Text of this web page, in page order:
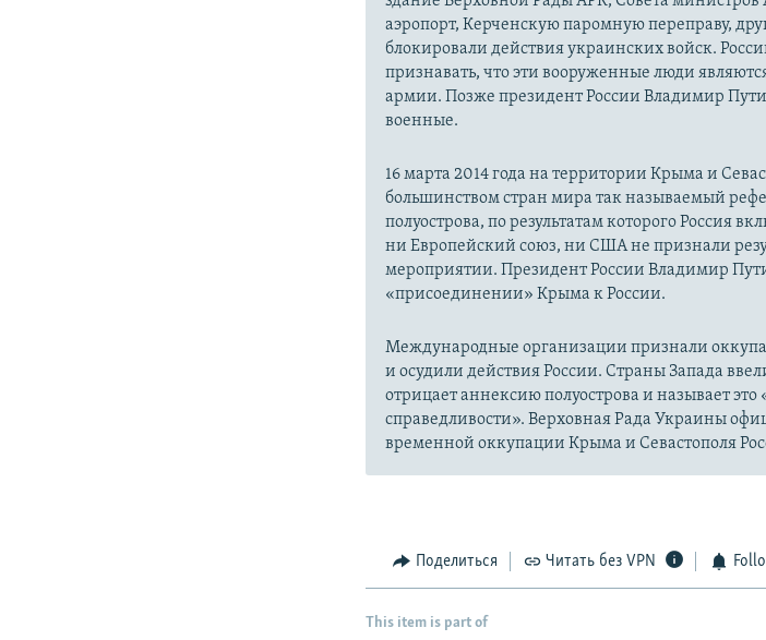
аэропорт, Керченскую паромную переправу,
блокировали действия украинских войск.
признавать, что эти вооруженные люди
армии. Позже президент России Владимир
военные.
16 марта 2014 года на территории Крыма и
большинством стран мира так называемый
полуострова, по результатам которого Россия
ни Европейский союз, ни США не признали
мероприятии. Президент России Владимир
«присоединении» Крыма к России.
Международные организации признали
и осудили действия России. Страны Запада
отрицает аннексию полуострова и называет
справедливости». Верховная Рада Украины
временной оккупации Крыма и Севастополя
Поделиться Читать без VPN
This item is part of